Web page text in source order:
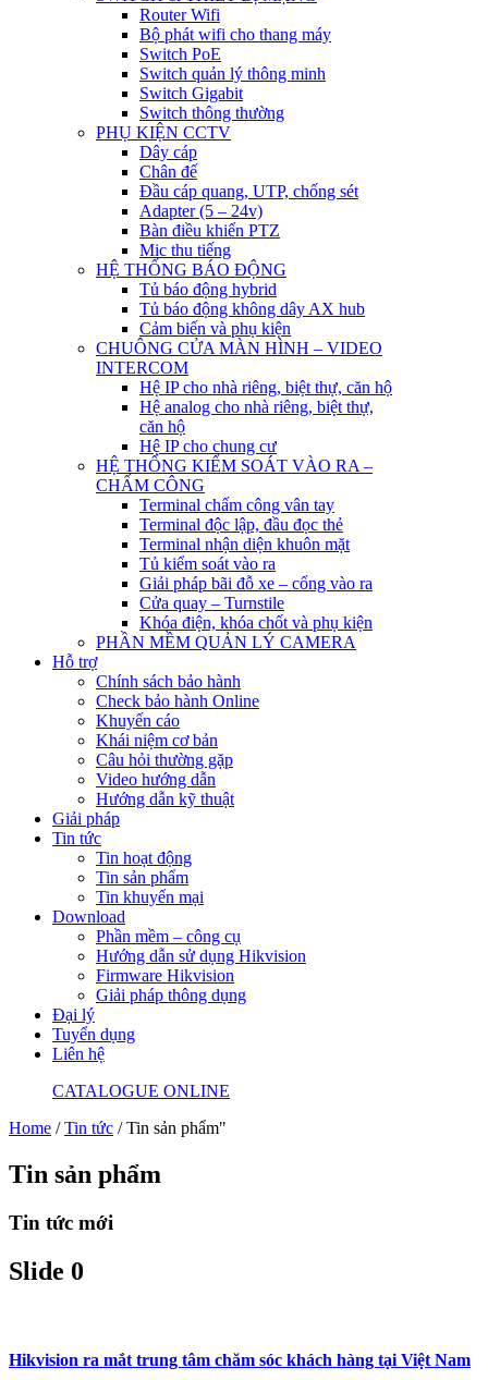
Router Wifi
Bộ phát wifi cho thang máy
Switch PoE
Switch quản lý thông minh
Switch Gigabit
Switch thông thường
PHỤ KIỆN CCTV
Dây cáp
Chân đế
Đầu cáp quang, UTP, chống sét
Adapter (5 – 24v)
Bàn điều khiển PTZ
Mic thu tiếng
HỆ THỐNG BÁO ĐỘNG
Tủ báo động hybrid
Tủ báo động không dây AX hub
Cảm biến và phụ kiện
CHUÔNG CỬA MÀN HÌNH – VIDEO
INTERCOM
Hệ IP cho nhà riêng, biệt thự, căn hộ
Hệ analog cho nhà riêng, biệt thự,
căn hộ
Hệ IP cho chung cư
HỆ THỐNG KIỂM SOÁT VÀO RA –
CHẤM CÔNG
Terminal chấm công vân tay
Terminal độc lập, đầu đọc thẻ
Terminal nhận diện khuôn mặt
Tủ kiểm soát vào ra
Giải pháp bãi đỗ xe – cổng vào ra
Cửa quay – Turnstile
Khóa điện, khóa chốt và phụ kiện
PHẦN MỀM QUẢN LÝ CAMERA
Hỗ trợ
Chính sách bảo hành
Check bảo hành Online
Khuyến cáo
Khái niệm cơ bản
Câu hỏi thường gặp
Video hướng dẫn
Hướng dẫn kỹ thuật
Giải pháp
Tin tức
Tin hoạt động
Tin sản phẩm
Tin khuyến mại
Download
Phần mềm – công cụ
Hướng dẫn sử dụng Hikvision
Firmware Hikvision
Giải pháp thông dụng
Đại lý
Tuyển dụng
Liên hệ
CATALOGUE ONLINE
Home / Tin tức / Tin sản phẩm"
Tin sản phẩm
Tin tức mới
Slide 0
Hikvision ra mắt trung tâm chăm sóc khách hàng tại Việt Nam